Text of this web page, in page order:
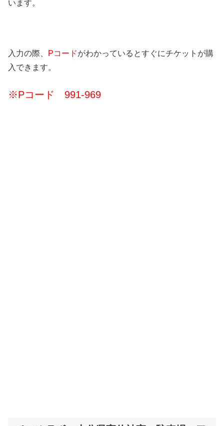
います。
入力の際、 Pコードがわかっているとすぐにチケットが購
入できます。
※Pコード 991-969